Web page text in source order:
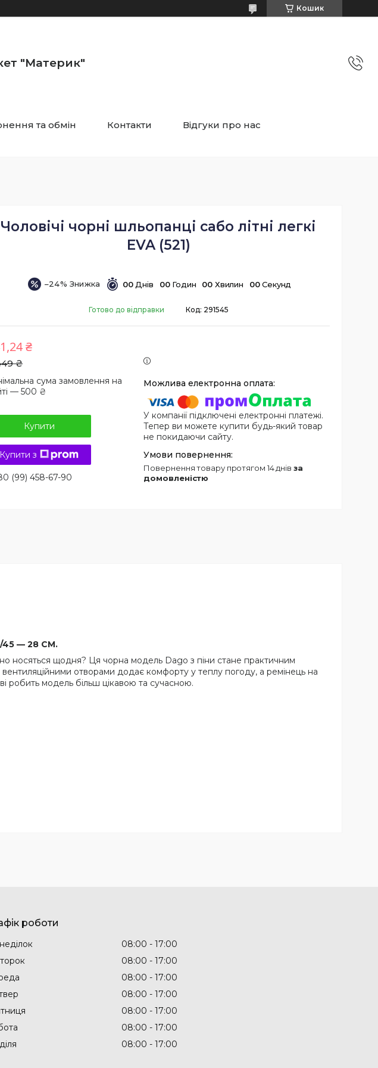
Кошик
"Материк"
та обмін Контакти Відгуки про нас
Чоловічі чорні шльопанці сабо літні легкі
EVA (521)
–24% 00 Днів 00 Годин 00 Хвилин 00 Секунд
Готово до відправки Код: 291545
₴
₴
сума замовлення на
— 500 ₴
Купити
Купити з
(99) 458-67-90
У компанії підключені електронні платежі.
Тепер ви можете купити будь-який товар
не покидаючи сайту.
повернення товару протягом 14 днів за
домовленістю
45 — 28 СМ.
носяться щодня? Ця чорна модель Dago з піни стане практичним
отворами додає комфорту у теплу погоду, а ремінець на
робить модель більш цікавою та сучасною.
роботи
08:00
17:00
08:00
17:00
08:00
17:00
08:00
17:00
08:00
17:00
08:00
17:00
08:00 17:00